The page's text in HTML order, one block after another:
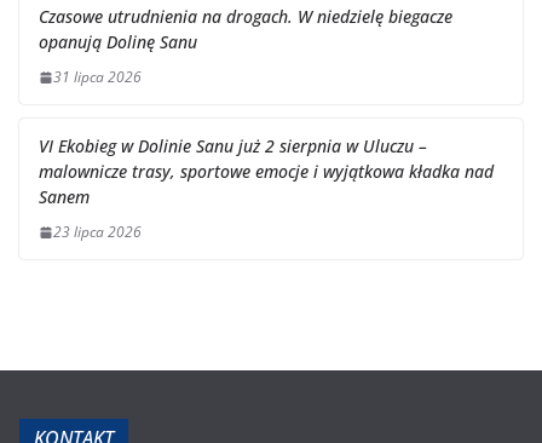
Czasowe utrudnienia na drogach. W niedzielę biegacze
opanują Dolinę Sanu
31 lipca 2026
VI Ekobieg w Dolinie Sanu już 2 sierpnia w Uluczu –
malownicze trasy, sportowe emocje i wyjątkowa kładka nad
Sanem
23 lipca 2026